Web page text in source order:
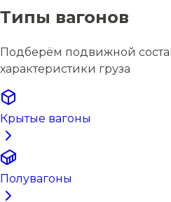
Типы вагонов
Подберём подвижной
характеристики груза
Крытые вагоны
Полувагоны